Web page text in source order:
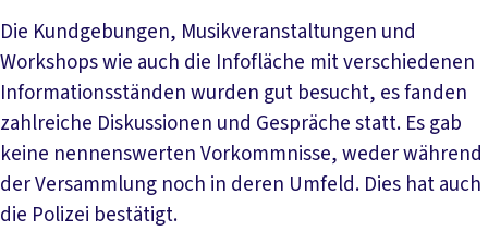
Die Kundgebungen, Musikveranstaltungen und
Workshops wie auch die Infofläche mit verschiedenen
Informationsständen wurden gut besucht, es fanden
zahlreiche Diskussionen und Gespräche statt. Es gab
keine nennenswerten Vorkommnisse, weder während
der Versammlung noch in deren Umfeld. Dies hat auch
die Polizei bestätigt.